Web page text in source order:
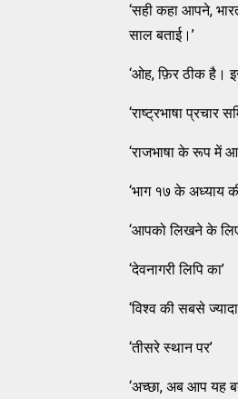
‘सही कहा आपने,
साल बताई।’
‘ओह, फ़िर ठीक है।
‘राष्ट्रभाषा
‘राजभाषा के रूप में
‘भाग १७ के अध्याय
‘आपको लिखने के लिए
‘देवनागरी लिपि का’
‘विश्व की सबसे
‘तीसरे स्थान पर’
‘अच्छा, अब आप यह